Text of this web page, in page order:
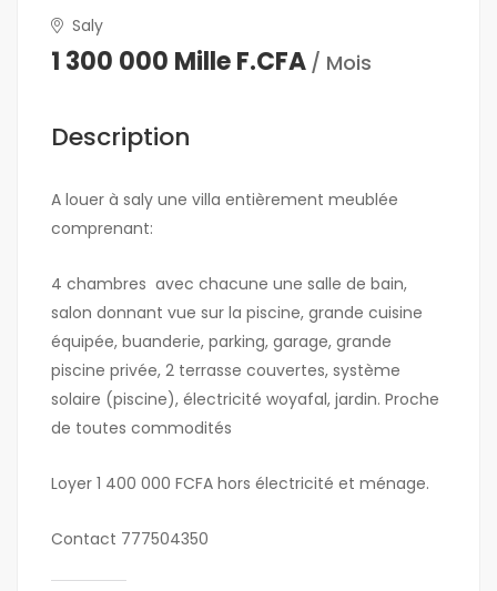
Saly
1 300 000 Mille F.CFA / Mois
Description
A louer à saly une villa entièrement meublée
comprenant:
4 chambres avec chacune une salle de bain,
salon donnant vue sur la piscine, grande cuisine
équipée, buanderie, parking, garage, grande
piscine privée, 2 terrasse couvertes, système
solaire (piscine), électricité woyafal, jardin. Proche
de toutes commodités
Loyer 1 400 000 FCFA hors électricité et ménage.
Contact 777504350